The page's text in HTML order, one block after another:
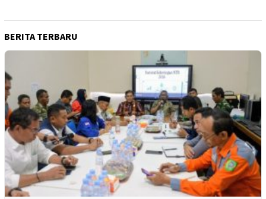
BERITA TERBARU